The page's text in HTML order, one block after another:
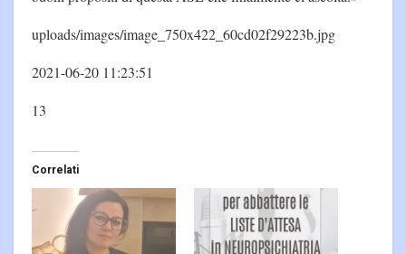
uploads/images/image_750x422_60cd02f29223b.jpg
2021-06-20 11:23:51
13
Correlati